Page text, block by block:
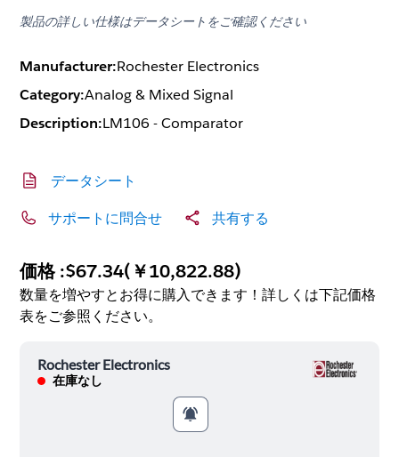
製品の詳しい仕様はデータシートをご確認ください
Manufacturer:Rochester Electronics
Category:Analog & Mixed Signal
Description:LM106 - Comparator
データシート
サポートに問合せ 共有する
価格 :$67.34(￥10,822.88)
数量を増やすとお得に購入できます！詳しくは下記価格
表をご参照ください。
Rochester Electronics
在庫なし